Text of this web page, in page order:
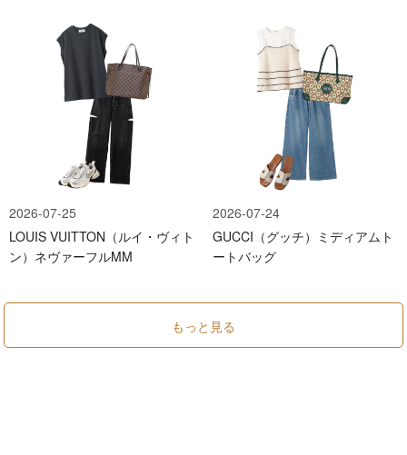
2026-07-25
LOUIS VUITTON（ルイ・ヴィト
ン）ネヴァーフルMM
2026-07-24
GUCCI（グッチ）ミディアムト
ートバッグ
もっと見る